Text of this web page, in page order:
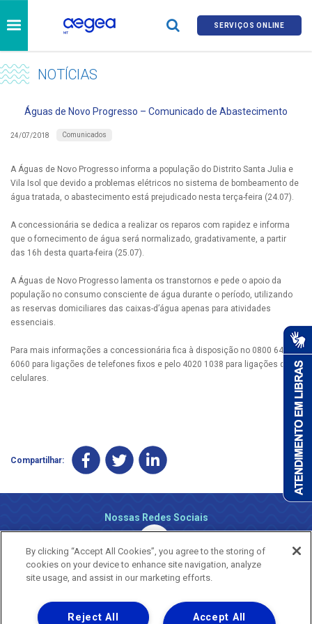
SERVIÇOS ONLINE
NOTÍCIAS
Águas de Novo Progresso – Comunicado de Abastecimento
24/07/2018 Comunicados
A Águas de Novo Progresso informa a população do Distrito Santa Julia e
Vila Isol que devido a problemas elétricos no sistema de bombeamento de
água tratada, o abastecimento está prejudicado nesta terça-feira (24.07).
A concessionária se dedica a realizar os reparos com rapidez e informa
que o fornecimento de água será normalizado, gradativamente, a partir
das 16h desta quarta-feira (25.07).
A Águas de Novo Progresso lamenta os transtornos e pede o apoio da
população no consumo consciente de água durante o período, utilizando
as reservas domiciliares das caixas-d’água apenas para atividades
essenciais.
Para mais informações a concessionária fica à disposição no 0800 647
6060 para ligações de telefones fixos e pelo 4020 1038 para ligações de
celulares.
Compartilhar:
Nossas Redes Sociais
By clicking “Accept All Cookies”, you agree to the storing of
cookies on your device to enhance site navigation, analyze
site usage, and assist in our marketing efforts.
Accept All
Reject All